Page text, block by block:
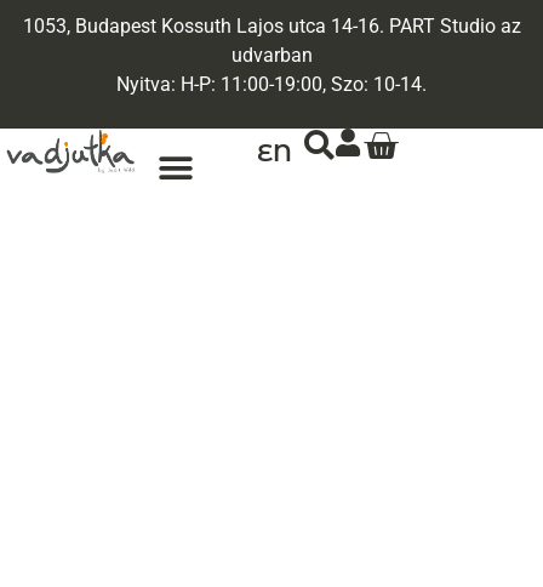
1053, Budapest Kossuth Lajos utca 14-16. PART Studio az
udvarban
Nyitva: H-P: 11:00-19:00, Szo: 10-14.
EN